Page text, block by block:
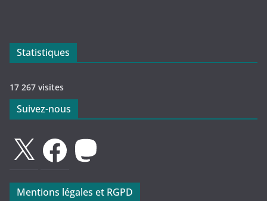
Statistiques
17 267 visites
Suivez-nous
FacebookMastodon
Mentions légales et RGPD